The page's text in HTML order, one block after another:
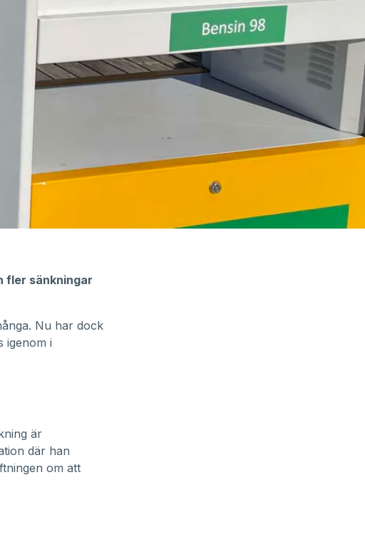
fler sänkningar
Nu har dock
igenom i
är
där han
om att